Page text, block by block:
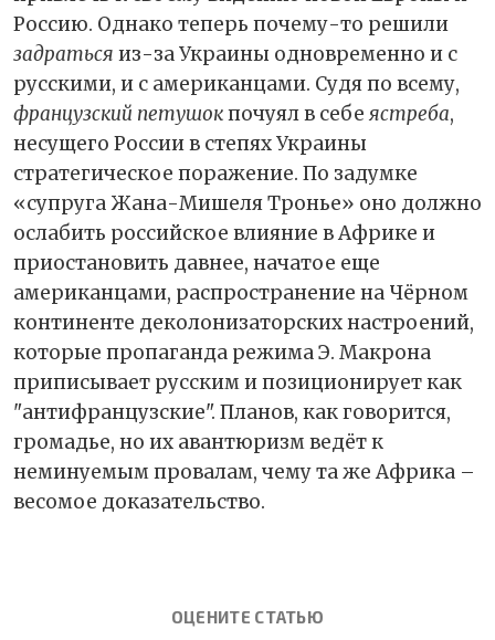
Россию. Однако теперь почему-то решили
задраться из-за Украины одновременно и с
русскими, и с американцами. Судя по всему,
французский петушокпочуял в себе ястреба,
несущего России в степях Украины
стратегическое поражение. По задумке
«супруга Жана-Мишеля Тронье» оно должно
ослабить российское влияние в Африке и
приостановить давнее, начатое еще
американцами, распространение на Чёрном
континенте деколонизаторских настроений,
которые пропаганда режима Э. Макрона
приписывает русским и позиционирует как
"антифранцузские". Планов, как говорится,
громадье, но их авантюризм ведёт к
неминуемым провалам, чему та же Африка –
весомое доказательство.
ОЦЕНИТЕ СТАТЬЮ